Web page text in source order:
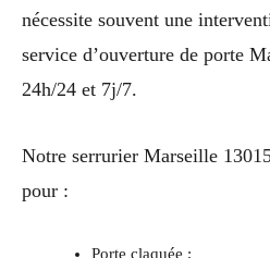
nécessite souvent une
service d’ouverture de porte
24h/24 et 7j/7.
Notre serrurier Marseille
pour :
Porte claquée ;